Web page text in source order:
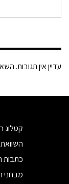
עדיין אין תגובות.
קטלוג
כתבות
מבחני